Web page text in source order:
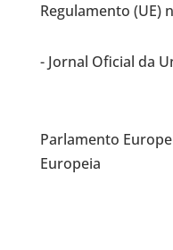
Regulamento (UE)
- Jornal Oficial da
Parlamento
Europeia